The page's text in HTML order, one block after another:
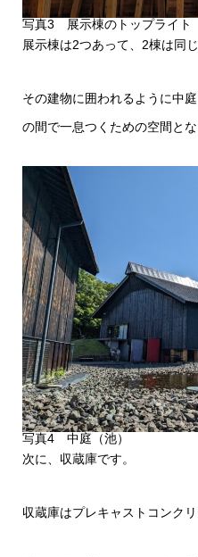
写真3 展示棟のトップライト
展示棟は2つあって、2棟は同
その建物に囲われるように中
の間で一息つくための空間とな
写真4 中庭（池）
次に、収蔵庫です。
収蔵庫はプレキャストコンクリ